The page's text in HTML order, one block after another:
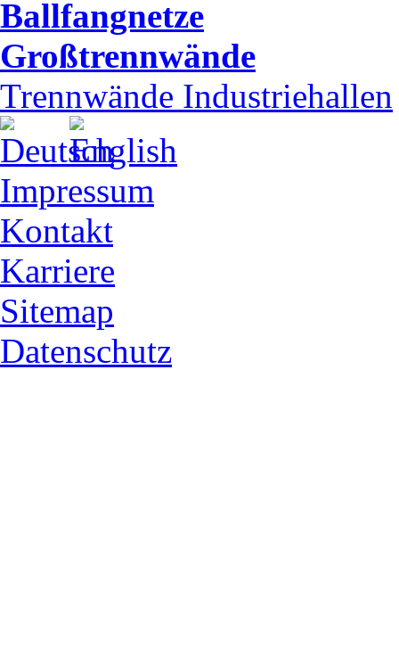
Ballfangnetze
Großtrennwände
Trennwände Industriehallen
Impressum
Kontakt
Karriere
Sitemap
Datenschutz